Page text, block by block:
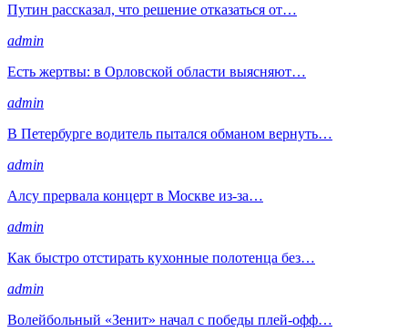
Путин рассказал, что решение отказаться от…
admin
Есть жертвы: в Орловской области выясняют…
admin
В Петербурге водитель пытался обманом вернуть…
admin
Алсу прервала концерт в Москве из-за…
admin
Как быстро отстирать кухонные полотенца без…
admin
Волейбольный «Зенит» начал с победы плей-офф…